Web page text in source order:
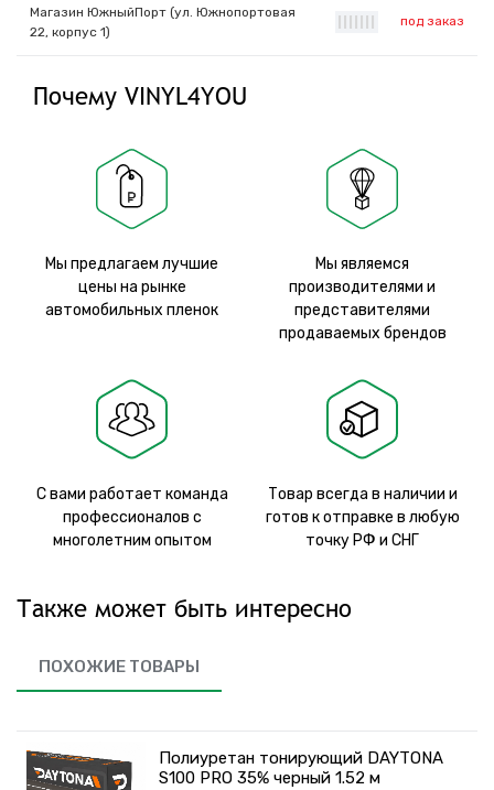
Магазин ЮжныйПорт (ул. Южнопортовая
22, корпус 1)
под заказ
Почему VINYL4YOU
Мы предлагаем лучшие
цены на рынке
автомобильных пленок
Мы являемся
производителями и
представителями
продаваемых брендов
С вами работает команда
профессионалов с
многолетним опытом
Товар всегда в наличии и
готов к отправке в любую
точку РФ и СНГ
Также может быть интересно
ПОХОЖИЕ ТОВАРЫ
Полиуретан тонирующий DAYTONA
S100 PRO 35% черный 1.52 м